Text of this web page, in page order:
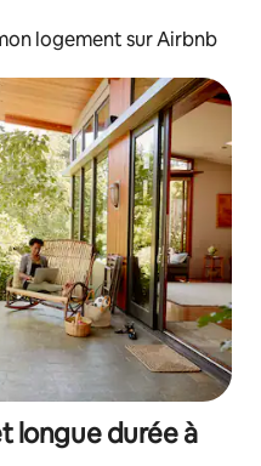
logement sur Airbnb
longue durée à